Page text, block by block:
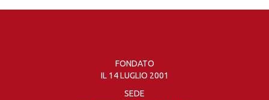
FONDATO
IL 14 LUGLIO 2001
SEDE